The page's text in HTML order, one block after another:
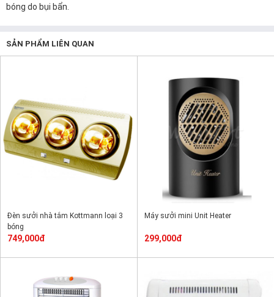
bóng do bụi bẩn.
SẢN PHẨM LIÊN QUAN
Đèn sưởi nhà tắm Kottmann loại 3
bóng
749,000đ
Máy sưởi mini Unit Heater
299,000đ